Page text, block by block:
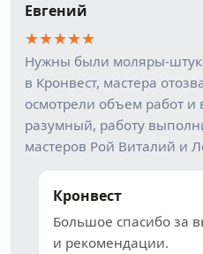
Евгений
★★★★★
Нужны были моляры-
в Кронвест, мастера
осмотрели объем работ и
разумный, работу
мастеров Рой Виталий и
Кронвест
Большое спасибо за
и рекомендации.